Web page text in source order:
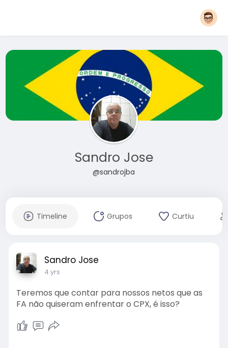
Sandro Jose
@sandrojba
Timeline Grupos Curtiu
Sandro Jose
4 yrs
Teremos que contar para nossos netos que as
FA não quiseram enfrentar o CPX, é isso?